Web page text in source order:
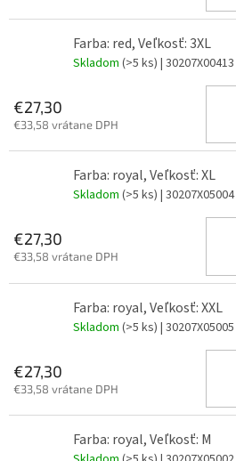
Farba: red, Veľkosť: 3XL
Skladom (>5 ks) | 30207X00413
€27,30
€33,58 vrátane DPH
Farba: royal, Veľkosť: XL
Skladom (>5 ks) | 30207X05004
€27,30
€33,58 vrátane DPH
Farba: royal, Veľkosť: XXL
Skladom (>5 ks) | 30207X05005
€27,30
€33,58 vrátane DPH
Farba: royal, Veľkosť: M